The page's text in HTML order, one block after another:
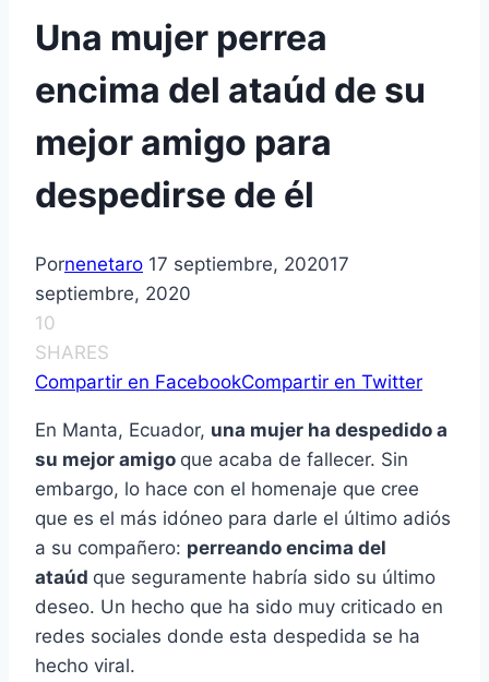
Una mujer perrea
encima del ataúd de su
mejor amigo para
despedirse de él
Pornenetaro 17 septiembre, 202017
septiembre, 2020
10
SHARES
Compartir en FacebookCompartir en Twitter
En Manta, Ecuador, una mujer ha despedido a
su mejor amigo que acaba de fallecer. Sin
embargo, lo hace con el homenaje que cree
que es el más idóneo para darle el último adiós
a su compañero: perreando encima del
ataúd que seguramente habría sido su último
deseo. Un hecho que ha sido muy criticado en
redes sociales donde esta despedida se ha
hecho viral.